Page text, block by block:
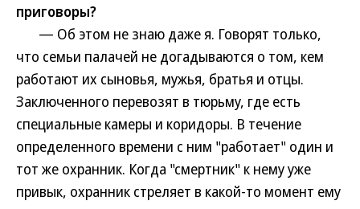
приговоры?
— Об этом не знаю даже я. Говорят только,
что семьи палачей не догадываются о том, кем
работают их сыновья, мужья, братья и отцы.
Заключенного перевозят в тюрьму, где есть
специальные камеры и коридоры. В течение
определенного времени с ним "работает" один и
тот же охранник. Когда "смертник" к нему уже
привык, охранник стреляет в какой-то момент ему